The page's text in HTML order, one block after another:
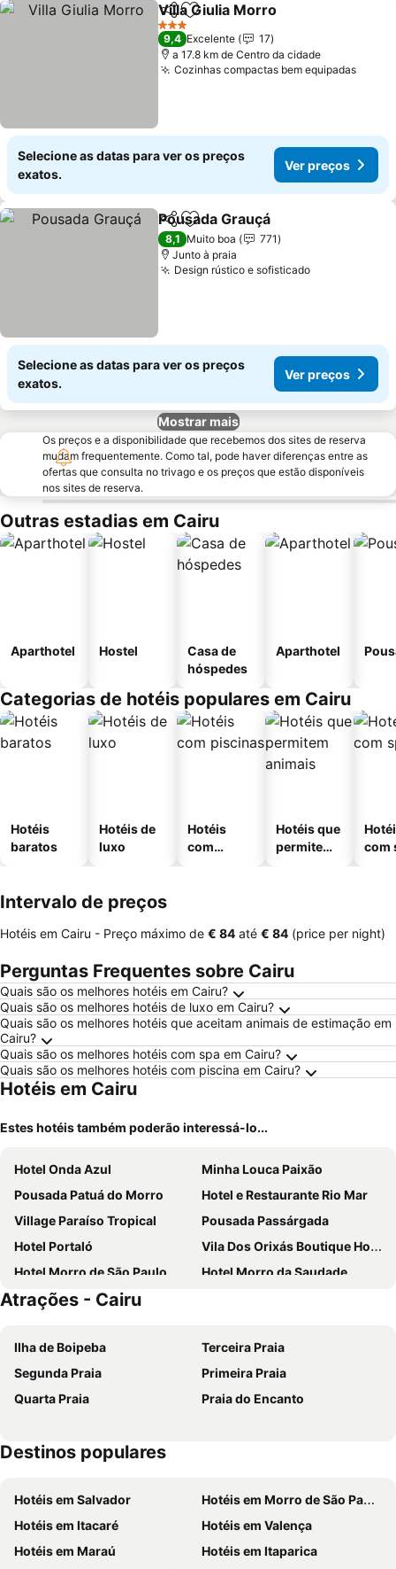
PartilharAdicionar aos favoritos
Villa Giulia Morro
3 Estrelas
9,4 Excelente
17
a 17.8 km de Centro da cidade
Cozinhas compactas bem equipadas
Selecione as datas para ver os preços
exatos.
Ver preços
PartilharAdicionar aos favoritos
Pousada Grauçá
8,1 Muito boa
771
Junto à praia
Design rústico e sofisticado
Selecione as datas para ver os preços
exatos.
Ver preços
Mostrar mais
Os preços e a disponibilidade que recebemos dos sites de reserva
mudam frequentemente. Como tal, pode haver diferenças entre as
ofertas que consulta no trivago e os preços que estão disponíveis
nos sites de reserva.
Outras estadias em Cairu
Aparthotel Hostel
Casa de
hóspedes
Aparthotel
Categorias de hotéis populares em Cairu
Hotéis
baratos
Hotéis de
luxo
Hotéis
com
Hotéis que
permitem
com
Intervalo de preços
Hotéis em Cairu - Preço máximo de ‎€ 84 até ‎€ 84 (price per night)
Perguntas Frequentes sobre Cairu
Quais são os melhores hotéis em Cairu?
Quais são os melhores hotéis de luxo em Cairu?
Quais são os melhores hotéis que aceitam animais de estimação em
Cairu?
Quais são os melhores hotéis com spa em Cairu?
Quais são os melhores hotéis com piscina em Cairu?
Hotéis em Cairu
Estes hotéis também poderão interessá-lo...
Hotel Onda Azul
Minha Louca Paixão
Pousada Patuá do Morro
Hotel e Restaurante Rio Mar
Village Paraíso Tropical
Pousada Passárgada
Hotel Portaló
Vila Dos Orixás Boutique Hotel
Hotel Morro de São Paulo
Hotel Morro da Saudade
Pousada Chez Max
Brisa do Caitá Praia Hotel
Pousada Xerife
Amendoeira Praia Hotel
Villa dos Corais Pousada
Hotel Porto do Zimbo
Pousada Antonella
Cores de Boipeba
Hotel Marujo
HOTEL, RESTAURANTE E LANCHONETE PRIME
Pousada Rosa do Mar
Vilare Pousada
Pousada Tia Gloria
Pousada Primeira Praia
Atrações - Cairu
Ilha de Boipeba
Terceira Praia
Segunda Praia
Primeira Praia
Quarta Praia
Praia do Encanto
Destinos populares
Hotéis em Salvador
Hotéis em Morro de São Paulo
Hotéis em Itacaré
Hotéis em Valença
Hotéis em Maraú
Hotéis em Itaparica